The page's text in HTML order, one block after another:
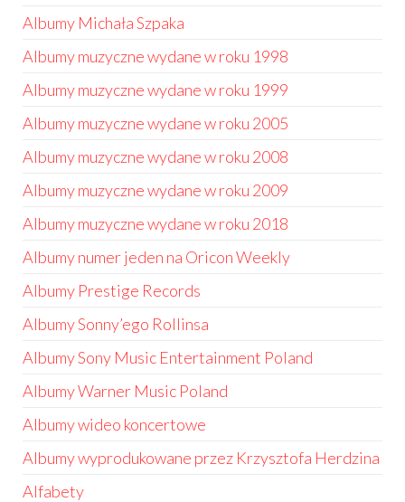
Albumy Michała Szpaka
Albumy muzyczne wydane w roku 1998
Albumy muzyczne wydane w roku 1999
Albumy muzyczne wydane w roku 2005
Albumy muzyczne wydane w roku 2008
Albumy muzyczne wydane w roku 2009
Albumy muzyczne wydane w roku 2018
Albumy numer jeden na Oricon Weekly
Albumy Prestige Records
Albumy Sonny’ego Rollinsa
Albumy Sony Music Entertainment Poland
Albumy Warner Music Poland
Albumy wideo koncertowe
Albumy wyprodukowane przez Krzysztofa Herdzina
Alfabety